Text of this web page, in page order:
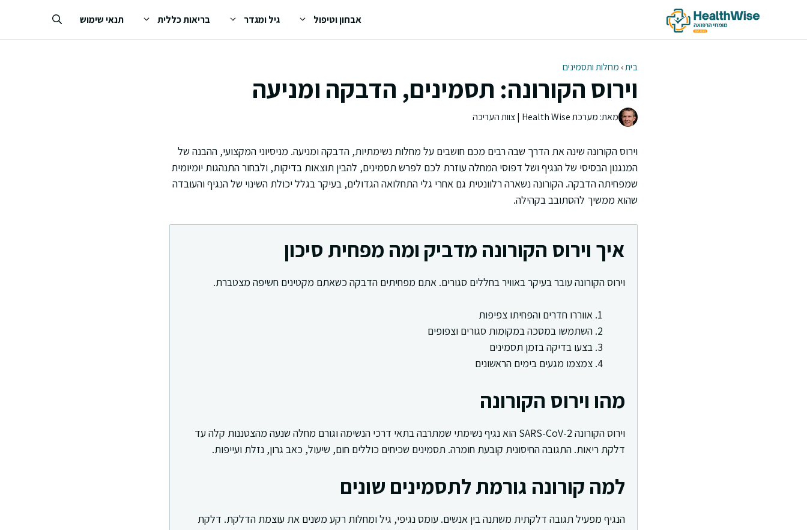
אבחון וטיפול גיל ומגדר בריאות כללית תנאי שימוש
בית› מחלות ותסמינים
וירוס הקורונה: תסמינים, הדבקה ומניעה
מאת: מערכת Health Wise | צוות העריכה
וירוס הקורונה שינה את הדרך שבה רבים מכם חושבים על מחלות נשימתיות, הדבקה ומניעה. מניסיוני המקצועי, ההבנה של
המנגנון הבסיסי של הנגיף ושל דפוסי המחלה עוזרת לכם לפרש תסמינים, להבין תוצאות בדיקות, ולבחור התנהגות יומיומית
שמפחיתה הדבקה. הקורונה נשארה רלוונטית גם אחרי גלי התחלואה הגדולים, בעיקר בגלל יכולת השינוי של הנגיף והעובדה
שהוא ממשיך להסתובב בקהילה.
איך וירוס הקורונה מדביק ומה מפחית סיכון
וירוס הקורונה עובר בעיקר באוויר בחללים סגורים. אתם מפחיתים הדבקה כשאתם מקטינים חשיפה מצטברת.
אווררו חדרים והפחיתו צפיפות
השתמשו במסכה במקומות סגורים וצפופים
בצעו בדיקה בזמן תסמינים
צמצמו מגעים בימים הראשונים
מהו וירוס הקורונה
וירוס הקורונה SARS-CoV-2 הוא נגיף נשימתי שמתרבה בתאי דרכי הנשימה וגורם מחלה שנעה מהצטננות קלה עד
דלקת ריאות. התגובה החיסונית קובעת חומרה. תסמינים שכיחים כוללים חום, שיעול, כאב גרון, נזלת ועייפות.
למה קורונה גורמת לתסמינים שונים
הנגיף מפעיל תגובה דלקתית משתנה בין אנשים. עומס נגיפי, גיל ומחלות רקע משנים את עוצמת הדלקת. דלקת